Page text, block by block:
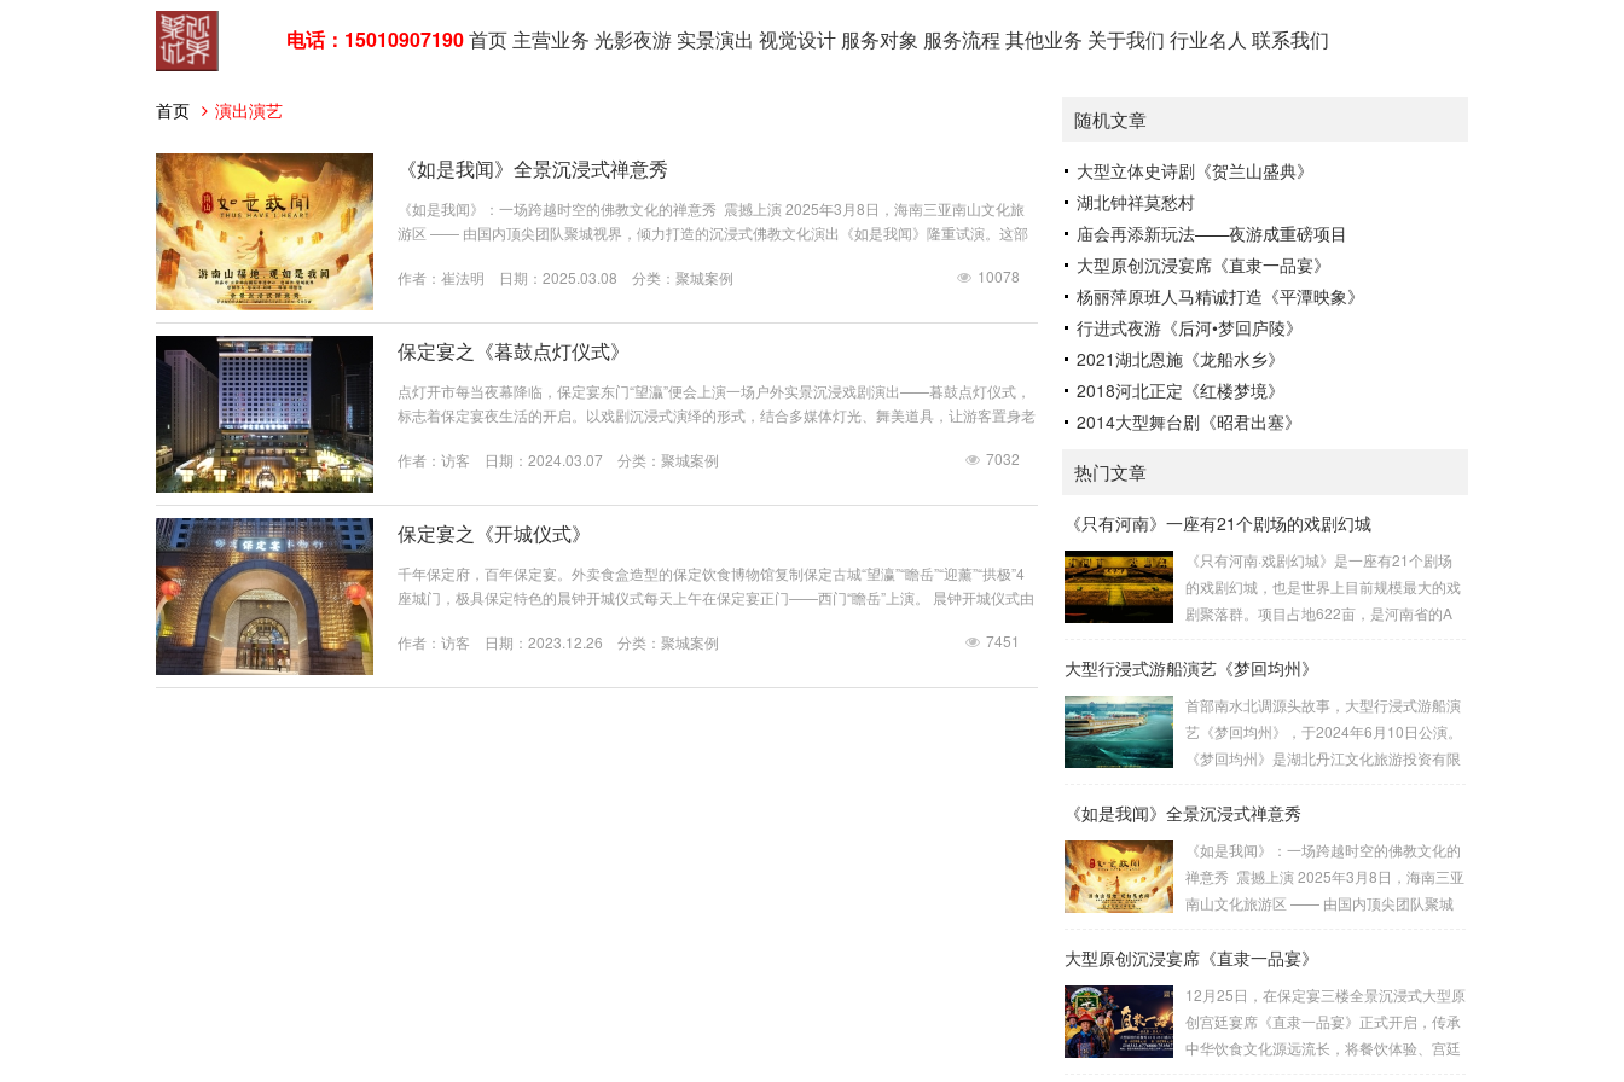
电话：15010907190首页 主营业务 光影夜游 实景演出 视觉设计 服务对象 服务流程 其他业务 关于我们 行业名人 联系我们
首页 演出演艺
《如是我闻》全景沉浸式禅意秀
《如是我闻》：一场跨越时空的佛教文化的禅意秀 震撼上演 2025年3月8日，海南三亚南山文化旅
游区 —— 由国内顶尖团队聚城视界，倾力打造的沉浸式佛教文化演出《如是我闻》隆重试演。这部
内涵，为观众呈现一场跨越时空的心灵之旅。作为国内首部将佛教哲理与现代科技深度融合的沉浸式
作者： 崔法明 日期：2025.03.08 分类： 聚城案例 10078
保定宴之《暮鼓点灯仪式》
点灯开市每当夜幕降临，保定宴东门“望灜”便会上演一场户外实景沉浸戏剧演出——暮鼓点灯仪式，
标志着保定宴夜生活的开启。以戏剧沉浸式演绎的形式，结合多媒体灯光、舞美道具，让游客置身老
分三部分组成，分别是老军嬉戏、击鼓点灯和舞狮表演。此仪式中最大的道具莫过于9面大鼓。最大
城门左右。演出人员有礼仪官、守...
作者： 访客 日期：2024.03.07 分类： 聚城案例 7032
保定宴之《开城仪式》
千年保定府，百年保定宴。外卖食盒造型的保定饮食博物馆复制保定古城“望瀛”“瞻岳”“迎薰”“拱极”4
座城门，极具保定特色的晨钟开城仪式每天上午在保定宴正门——西门“瞻岳”上演。 晨钟开城仪式由
鸣锣开道，仪仗队分列站队，一城五衙署官员齐聚保定古城门下，唤醒了悠远的靴城记忆。聚城视界
经过深思熟虑的，...
作者： 访客 日期：2023.12.26 分类： 聚城案例 7451
随机文章
大型立体史诗剧《贺兰山盛典》
湖北钟祥莫愁村
庙会再添新玩法——夜游成重磅项目
大型原创沉浸宴席《直隶一品宴》
杨丽萍原班人马精诚打造《平潭映象》
行进式夜游《后河•梦回庐陵》
2021湖北恩施《龙船水乡》
2018河北正定《红楼梦境》
2014大型舞台剧《昭君出塞》
热门文章
《只有河南》一座有21个剧场的戏剧幻城
《只有河南·戏剧幻城》是一座有21个剧场
的戏剧幻城，也是世界上目前规模最大的戏
剧聚落群。项目占地622亩，是河南省的A
时四年共同打造而成，是王潮歌继“印象”“又
的扛鼎之作。作为一部以厚重的中原文化为
题材的殿堂级作品，《只有河南》以首创
的“戏剧幻城”向世界讲述河南故事。王潮歌
将数个剧场聚落群粘合在一起，为世界打造
了一个戏剧王国。聚城视界深度参与了该项
目，负责了幻...
大型行浸式游船演艺《梦回均州》
首部南水北调源头故事，大型行浸式游船演
艺《梦回均州》，于2024年6月10日公演。
《梦回均州》是湖北丹江文化旅游投资有限
司总承制的汉江夜游演艺项目。它将观众带
佳佳 作品聚城视界 总制作总 设 计：刘峰总
导 演：杨佳佳导 演：范宇鹏视觉设计：
葛锐项目管理：崔法明技术总监：崔法明舞
计：李劼鹏主题包装：王雍舞美工程：大连
金沅装...
《如是我闻》全景沉浸式禅意秀
《如是我闻》：一场跨越时空的佛教文化的
禅意秀 震撼上演 2025年3月8日，海南三亚
南山文化旅游区 —— 由国内顶尖团队聚城
是我闻》隆重试演。这部以佛教经典《妙法
台设计、先进的科技手段和深刻的文化内
涵，为观众呈现一场跨越时空的心灵之旅。
作为国内首部将佛教哲理与现代科技深度融
大型原创沉浸宴席《直隶一品宴》
12月25日，在保定宴三楼全景沉浸式大型原
创宫廷宴席《直隶一品宴》正式开启，传承
中华饮食文化源远流长，将餐饮体验、宫廷